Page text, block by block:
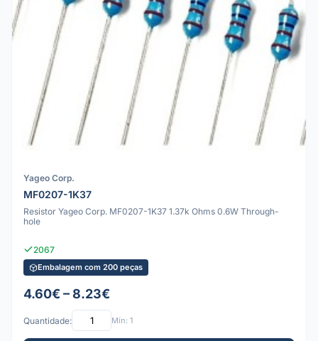
Yageo Corp.
MF0207-1K37
Resistor Yageo Corp. MF0207-1K37 1.37k Ohms 0.6W Through-
hole
2067
Embalagem com 200 peças
4.60€ – 8.23€
Quantidade: Mín: 1